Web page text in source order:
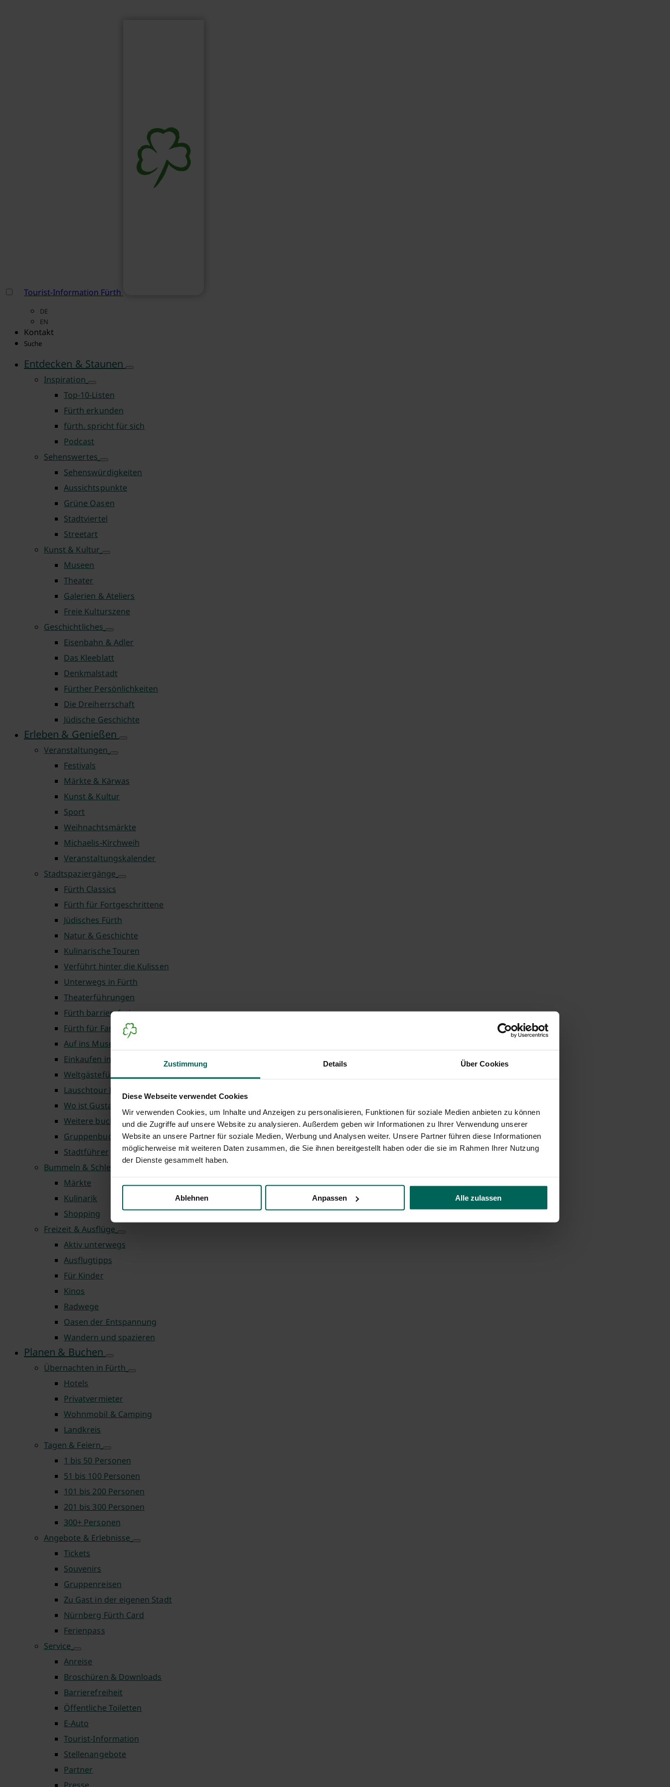
Zustimmung Details Über Cookies
Diese Webseite verwendet Cookies
Wir verwenden Cookies, um Inhalte und Anzeigen zu personalisieren, Funktionen für soziale Medien anbieten zu können
und die Zugriffe auf unsere Website zu analysieren. Außerdem geben wir Informationen zu Ihrer Verwendung unserer
Website an unsere Partner für soziale Medien, Werbung und Analysen weiter. Unsere Partner führen diese Informationen
möglicherweise mit weiteren Daten zusammen, die Sie ihnen bereitgestellt haben oder die sie im Rahmen Ihrer Nutzung
der Dienste gesammelt haben.
Ablehnen Anpassen Alle zulassen
Tourist-Information Fürth
DE
EN
Kontakt
Suche
Entdecken & Staunen
Inspiration
Top-10-Listen
Fürth erkunden
fürth. spricht für sich
Podcast
Sehenswertes
Sehenswürdigkeiten
Aussichtspunkte
Grüne Oasen
Stadtviertel
Streetart
Kunst & Kultur
Museen
Theater
Galerien & Ateliers
Freie Kulturszene
Geschichtliches
Eisenbahn & Adler
Das Kleeblatt
Denkmalstadt
Fürther Persönlichkeiten
Die Dreiherrschaft
Jüdische Geschichte
Erleben & Genießen
Veranstaltungen
Festivals
Märkte & Kärwas
Kunst & Kultur
Sport
Weihnachtsmärkte
Michaelis-Kirchweih
Veranstaltungskalender
Stadtspaziergänge
Fürth Classics
Fürth für Fortgeschrittene
Jüdisches Fürth
Natur & Geschichte
Kulinarische Touren
Verführt hinter die Kulissen
Unterwegs in Fürth
Theaterführungen
Fürth barrierefrei
Fürth für Familien
Auf ins Museum
Einkaufen in Fürth
Weltgästeführertag
Lauschtour Fürth
Wo ist Gustav
Weitere buchbare Führungen
Gruppenbuchung
Stadtführer
Bummeln & Schlemmen
Märkte
Kulinarik
Shopping
Freizeit & Ausflüge
Aktiv unterwegs
Ausflugtipps
Für Kinder
Kinos
Radwege
Oasen der Entspannung
Wandern und spazieren
Planen & Buchen
Übernachten in Fürth
Hotels
Privatvermieter
Wohnmobil & Camping
Landkreis
Tagen & Feiern
1 bis 50 Personen
51 bis 100 Personen
101 bis 200 Personen
201 bis 300 Personen
300+ Personen
Angebote & Erlebnisse
Tickets
Souvenirs
Gruppenreisen
Zu Gast in der eigenen Stadt
Nürnberg Fürth Card
Ferienpass
Service
Anreise
Broschüren & Downloads
Barrierefreiheit
Öffentliche Toiletten
E-Auto
Tourist-Information
Stellenangebote
Partner